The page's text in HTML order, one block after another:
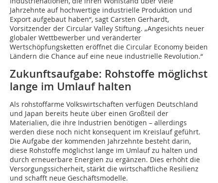
Jahrzehnte auf hochwertige industrielle Produktion und
Export aufgebaut haben“, sagt Carsten Gerhardt,
Vorsitzender der Circular Valley Stiftung. „Angesichts neuer
globaler Wettbewerber und veränderter
Wertschöpfungsketten eröffnet die Circular Economy beiden
Ländern die Chance auf eine neue industrielle Revolution.“
Zukunftsaufgabe: Rohstoffe möglichst
lange im Umlauf halten
Als rohstoffarme Volkswirtschaften verfügen Deutschland
und Japan bereits heute über einen Großteil der
Materialien, die ihre Industrien benötigen – allerdings
werden diese noch nicht konsequent im Kreislauf geführt.
Die Aufgabe der kommenden Jahrzehnte besteht darin,
diese Rohstoffe möglichst lange im Umlauf zu halten und
durch erneuerbare Energien zu ergänzen. Dies erhöht die
Versorgungssicherheit, stärkt die wirtschaftliche Resilienz
und schafft neue Geschäftsmodelle.